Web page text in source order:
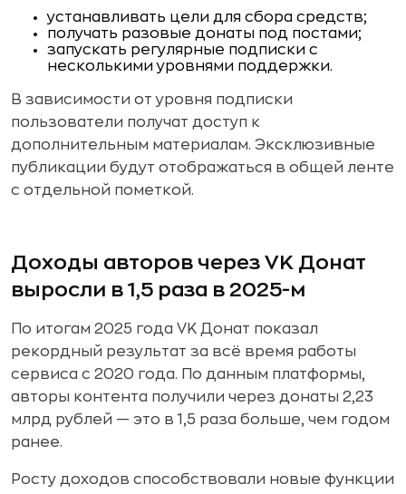
устанавливать цели для сбора средств;
получать разовые донаты под постами;
запускать регулярные подписки с
несколькими уровнями поддержки.
В зависимости от уровня подписки
пользователи получат доступ к
дополнительным материалам. Эксклюзивные
публикации будут отображаться в общей ленте
с отдельной пометкой.
Доходы авторов через VK Донат
выросли в 1,5 раза в 2025-м
По итогам 2025 года VK Донат показал
рекордный результат за всё время работы
сервиса с 2020 года. По данным платформы,
авторы контента получили через донаты 2,23
млрд рублей — это в 1,5 раза больше, чем годом
ранее.
Росту доходов способствовали новые функции